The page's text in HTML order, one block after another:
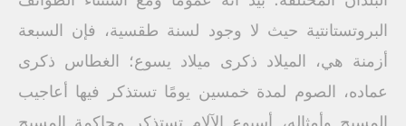
البروتستانتية حيث لا وجود لسنة طقسية، فإن السبعة
أزمنة هي، الميلاد ذكرى ميلاد يسوع؛ الغطاس ذكرى
عماده، الصوم لمدة خمسين يومًا تستذكر فيها أعاجيب
المسيح وأمثاله، أسبوع الآلام تستذكر محاكمة المسيح